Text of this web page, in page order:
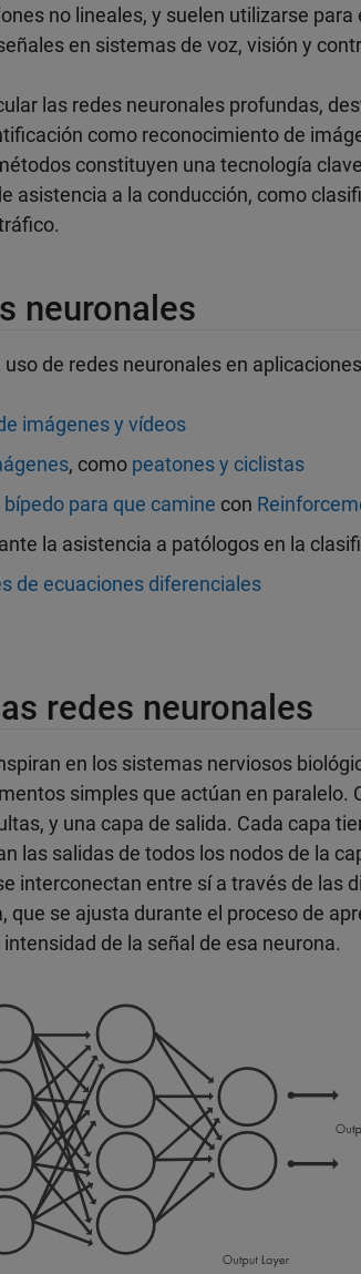
no lineales, y suelen utilizarse para
en sistemas de voz, visión y
las redes neuronales profundas,
como reconocimiento de
constituyen una tecnología
asistencia a la conducción, como
neuronales
de redes neuronales en
imágenes y vídeos
, como peatones y ciclistas
para que camine con
la asistencia a patólogos en la
de ecuaciones diferenciales
redes neuronales
en los sistemas nerviosos
simples que actúan en paralelo.
y una capa de salida. Cada capa
las salidas de todos los nodos de la
interconectan entre sí a través de las
que se ajusta durante el proceso de
de la señal de esa neurona.